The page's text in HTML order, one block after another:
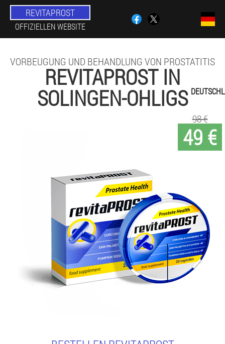
REVITAPROST
OFFIZIELLEN WEBSITE
VORBEUGUNG UND BEHANDLUNG VON PROSTATITIS
REVITAPROST IN
SOLINGEN-OHLIGS
49 €
98 €